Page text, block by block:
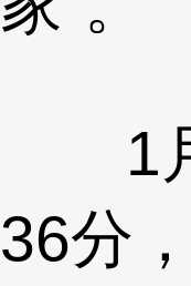
1月
36分